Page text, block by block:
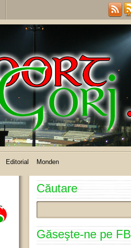
Editorial Monden
Căutare
Găseşte-ne pe FB